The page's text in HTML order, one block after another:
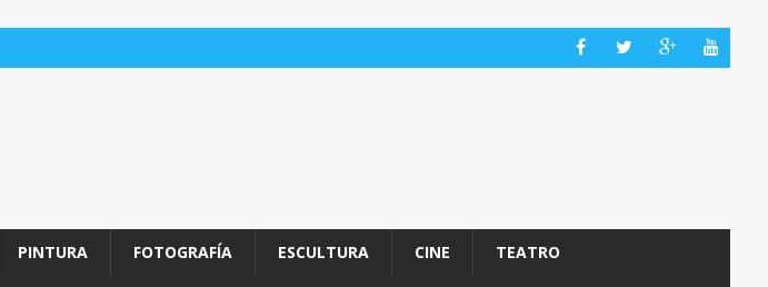
PINTURA FOTOGRAFÍA ESCULTURA CINE TEATRO